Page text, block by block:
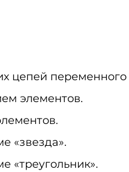
цепей переменного
элементов.
«звезда».
«треугольник».